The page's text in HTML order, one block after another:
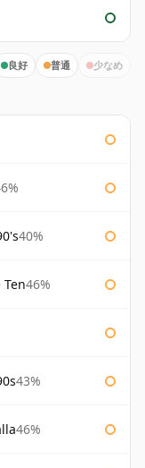
良好 普通 少なめ
40%
46%
43%
46%